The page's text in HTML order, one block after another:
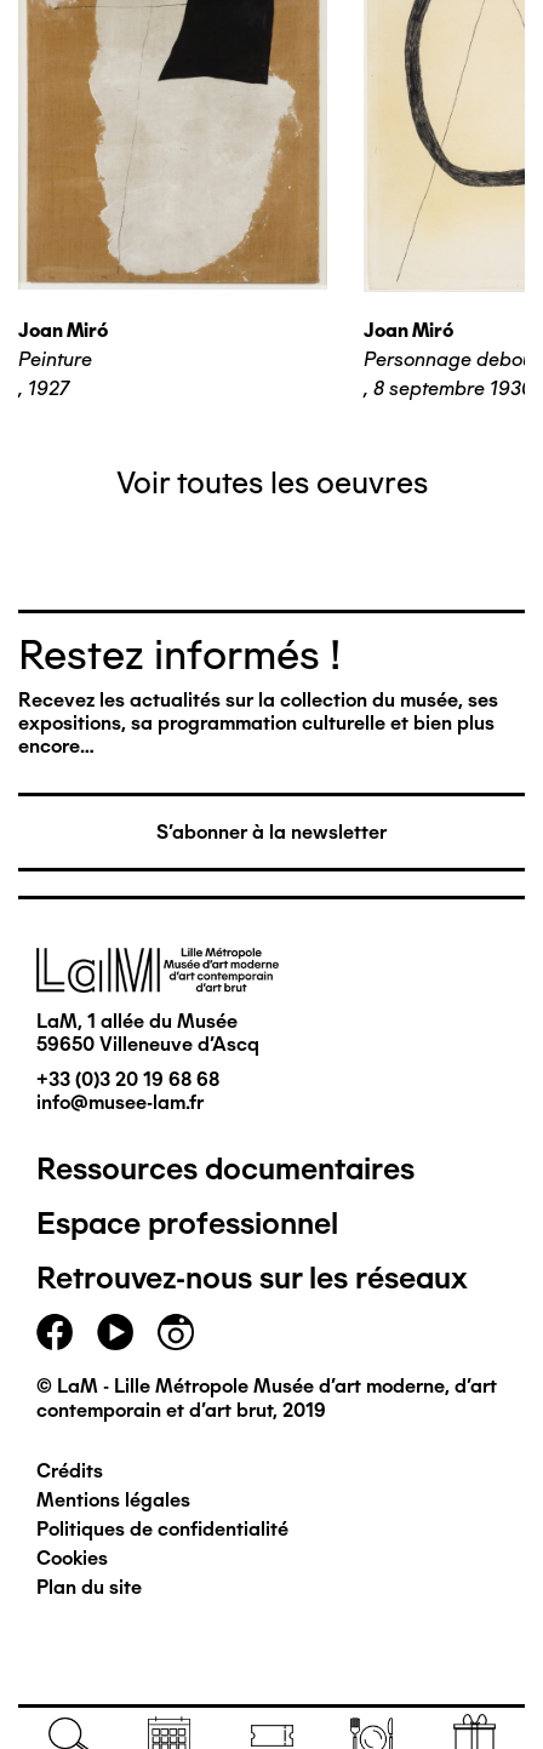
Navigation
Joan Miró
Peinture
, 1927
Joan Miró
Personnage debout
, 8 septembre 1930
Voir toutes les oeuvres
Restez informés !
Recevez les actualités sur la collection du musée, ses
expositions, sa programmation culturelle et bien plus
encore…
S'abonner à la newsletter
Image
LaM, 1 allée du Musée
59650 Villeneuve d'Ascq
+33 (0)3 20 19 68 68
info@musee-lam.fr
Pied
de
page
principal
Ressources documentaires
Espace professionnel
Retrouvez-nous sur les réseaux
© LaM - Lille Métropole Musée d'art moderne, d'art
contemporain et d'art brut, 2019
Pied
de
page
Crédits
Mentions légales
Politiques de confidentialité
Cookies
Plan du site